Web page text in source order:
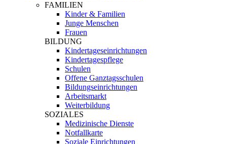
FAMILIEN
Kinder & Familien
Junge Menschen
Frauen
BILDUNG
Kindertageseinrichtungen
Kindertagespflege
Schulen
Offene Ganztagsschulen
Bildungseinrichtungen
Arbeitsmarkt
Weiterbildung
SOZIALES
Medizinische Dienste
Notfallkarte
Soziale Einrichtungen